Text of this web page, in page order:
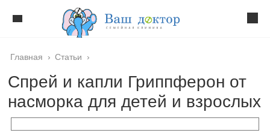
Главная › Статьи ›
Спрей и капли Гриппферон от
насморка для детей и взрослых